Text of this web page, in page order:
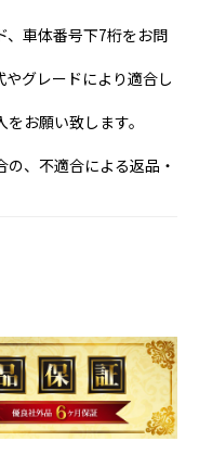
、車体番号下7桁をお問
グレードにより適合し
お願い致します。
、不適合による返品・